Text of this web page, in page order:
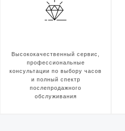
Высококачественный сервис,
профессиональные
консультации по выбору часов
и полный спектр
послепродажного
обслуживания